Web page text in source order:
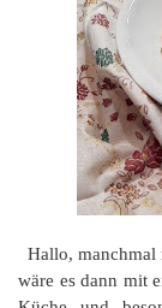
Hallo, manchmal
wäre es dann mit